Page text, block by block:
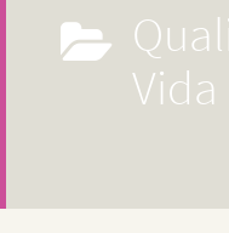
Qualidade de
Vida